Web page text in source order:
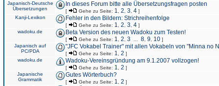
Japanisch-Deutsche
Übersetzungen
In dieses Forum bitte alle Übersetzungsfragen posten
[ Gehe zu Seite: 1 2 3 4 ]
Kanji-Lexikon
Fehler in den Bildern: Strichreihenfolge
[ Gehe zu Seite: 1 2 3 4 ]
wadoku.de
Beta Version des neuen Wadoku zum Testen!
[ Gehe zu Seite: 1 2 3 8 9 10 ]
Japanisch auf
PC/PDA
"JFC Vokabel Trainer" mit allen Vokabeln von "Minna no
[ Gehe zu Seite: 1 2 ]
wadoku.de
Wadoku-Vereinsgründung am 9.1.2007 vollzogen!
[ Gehe zu Seite: 1 2 ]
Japanische
Grammatik
Gutes Wörterbuch?
[ Gehe zu Seite: 1 2 ]